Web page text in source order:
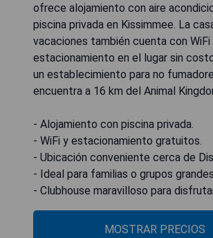
ofrece alojamiento con aire
piscina privada en Kissimmee. La
vacaciones también cuenta con
estacionamiento en el lugar sin
un establecimiento para no
encuentra a 16 km del Animal
- Alojamiento con piscina privada.
- WiFi y estacionamiento gratuitos.
- Ubicación conveniente cerca de
- Ideal para familias o grupos grandes.
- Clubhouse maravilloso para
MOSTRAR PRECIOS